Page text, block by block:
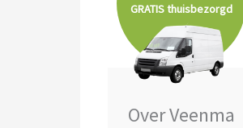
GRATIS thuisbezorgd
Over Veenma